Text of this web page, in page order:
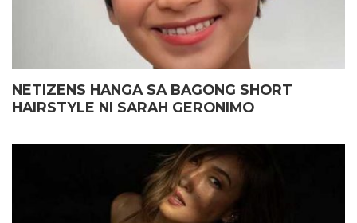
NETIZENS HANGA SA BAGONG SHORT
HAIRSTYLE NI SARAH GERONIMO